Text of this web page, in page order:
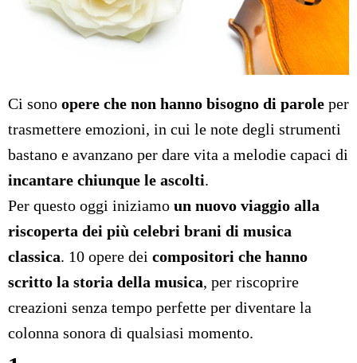
Ci sono opere che non hanno bisogno di parole per
trasmettere emozioni, in cui le note degli strumenti
bastano e avanzano per dare vita a melodie capaci di
incantare chiunque le ascolti.
Per questo oggi iniziamo un nuovo viaggio alla
riscoperta dei più celebri brani di musica
classica. 10 opere dei compositori che hanno
scritto la storia della musica, per riscoprire
creazioni senza tempo perfette per diventare la
colonna sonora di qualsiasi momento.